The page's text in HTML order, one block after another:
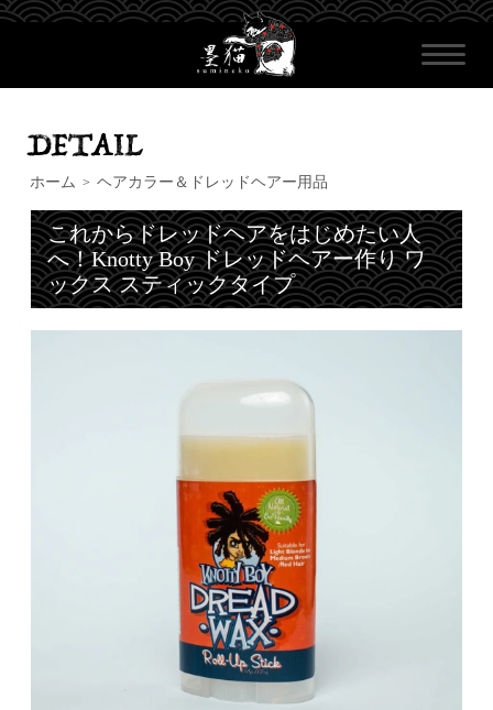
ホーム > ヘアカラー＆ドレッドヘアー用品
これからドレッドヘアをはじめたい人
へ！Knotty Boy ドレッドヘアー作り ワ
ックス スティックタイプ